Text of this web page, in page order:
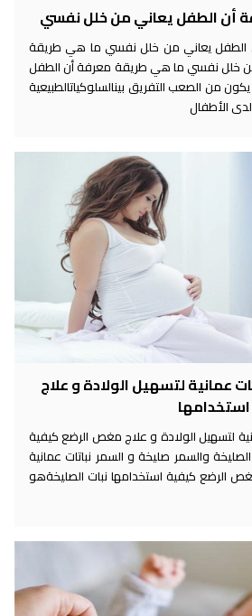
أن الطفل يعاني من خلل نفسي
يعاني من خلل نفسي ما هي طريقة
خلل نفسي ما هي طريقة معرفة أن الطفل
من الصعب التفريق بينالسلوكياتالطبيعية
الأطفال
عمانية لتسهيل الولادة و علاج
لتسهيل الولادة و علاج مغص الرضع كيفية
والسمر صليخة و السمر نباتات عمانية
الرضع كيفية استخدامها نبات الصليخةهو